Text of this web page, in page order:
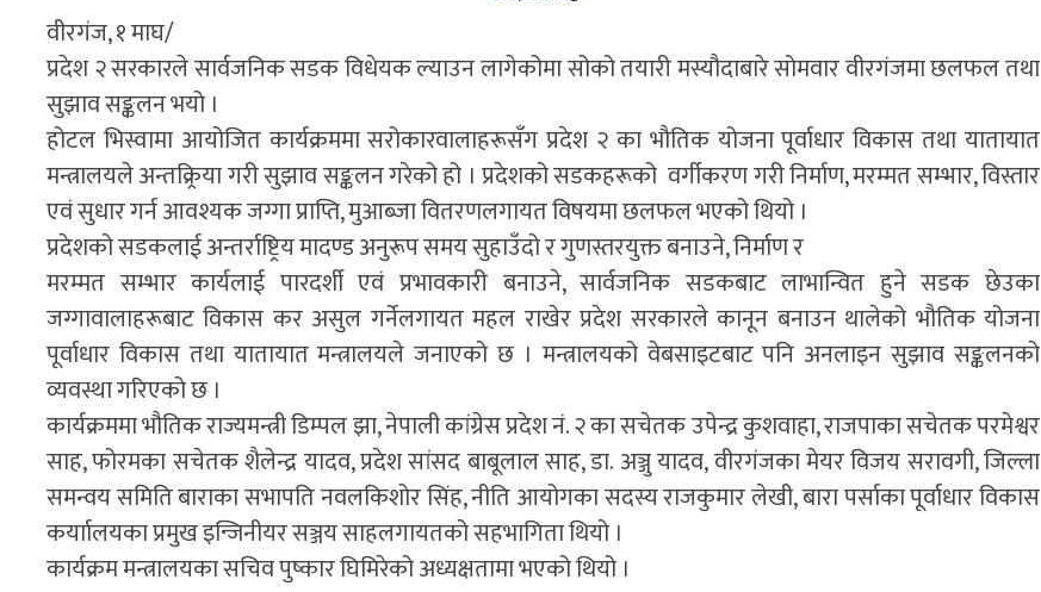
वीरगंज, १ माघ/
प्रदेश २ सरकारले सार्वजनिक सडक विधेयक ल्याउन लागेकोमा सोको तयारी मस्यौदाबारे सोमवार वीरगंजमा छलफल तथा
सुझाव सङ्कलन भयो ।
होटल भिस्वामा आयोजित कार्यक्रममा सरोकारवालाहरूसँग प्रदेश २ का भौतिक योजना पूर्वाधार विकास तथा यातायात
मन्त्रालयले अन्तक्र्रिया गरी सुझाव सङ्कलन गरेको हो । प्रदेशको सडकहरूको वर्गीकरण गरी निर्माण, मरम्मत सम्भार, विस्तार
एवं सुधार गर्न आवश्यक जग्गा प्राप्ति, मुआब्जा वितरणलगायत विषयमा छलफल भएको थियो ।
प्रदेशको सडकलाई अन्तर्राष्ट्रिय मादण्ड अनुरूप समय सुहाउँदो र गुणस्तरयुक्त बनाउने, निर्माण र
मरम्मत सम्भार कार्यलाई पारदर्शी एवं प्रभावकारी बनाउने, सार्वजनिक सडकबाट लाभान्वित हुने सडक छेउका
जग्गावालाहरूबाट विकास कर असुल गर्नेलगायत महल राखेर प्रदेश सरकारले कानून बनाउन थालेको भौतिक योजना
पूर्वाधार विकास तथा यातायात मन्त्रालयले जनाएको छ । मन्त्रालयको वेबसाइटबाट पनि अनलाइन सुझाव सङ्कलनको
व्यवस्था गरिएको छ ।
कार्यक्रममा भौतिक राज्यमन्त्री डिम्पल झा, नेपाली कांग्रेस प्रदेश नं. २ का सचेतक उपेन्द्र कुशवाहा, राजपाका सचेतक परमेश्वर
साह, फोरमका सचेतक शैलेन्द्र यादव, प्रदेश सांसद बाबूलाल साह, डा. अञ्जु यादव, वीरगंजका मेयर विजय सरावगी, जिल्ला
समन्वय समिति बाराका सभापति नवलकिशोर सिंह, नीति आयोगका सदस्य राजकुमार लेखी, बारा पर्साका पूर्वाधार विकास
कर्याालयका प्रमुख इन्जिनीयर सञ्जय साहलगायतको सहभागिता थियो ।
कार्यक्रम मन्त्रालयका सचिव पुष्कार घिमिरेको अध्यक्षतामा भएको थियो ।